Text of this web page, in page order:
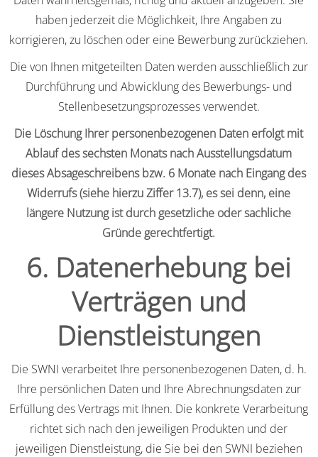
haben jederzeit die Möglichkeit, Ihre Angaben zu
korrigieren, zu löschen oder eine Bewerbung zurückziehen.
Die von Ihnen mitgeteilten Daten werden ausschließlich zur
Durchführung und Abwicklung des Bewerbungs- und
Stellenbesetzungsprozesses verwendet.
Die Löschung Ihrer personenbezogenen Daten erfolgt mit
Ablauf des sechsten Monats nach Ausstellungsdatum
dieses Absageschreibens bzw. 6 Monate nach Eingang des
Widerrufs (siehe hierzu Ziffer 13.7), es sei denn, eine
längere Nutzung ist durch gesetzliche oder sachliche
Gründe gerechtfertigt.
6. Datenerhebung bei
Verträgen und
Dienstleistungen
Die SWNI verarbeitet Ihre personenbezogenen Daten, d. h.
Ihre persönlichen Daten und Ihre Abrechnungsdaten zur
Erfüllung des Vertrags mit Ihnen. Die konkrete Verarbeitung
richtet sich nach den jeweiligen Produkten und der
jeweiligen Dienstleistung, die Sie bei den SWNI beziehen